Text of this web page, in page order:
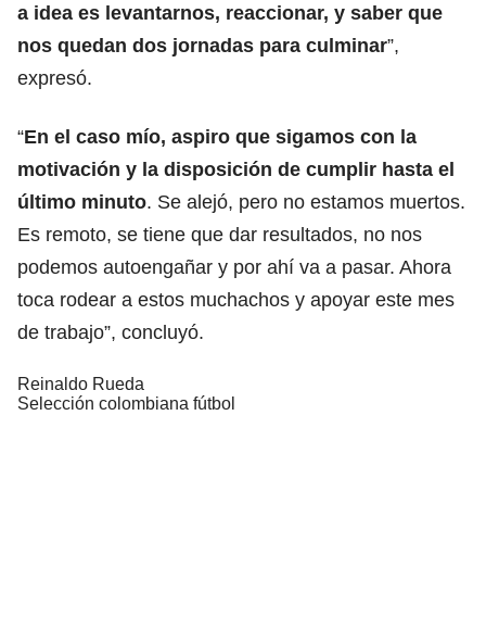
a idea es levantarnos, reaccionar, y saber que
nos quedan dos jornadas para culminar”,
expresó.
“En el caso mío, aspiro que sigamos con la
motivación y la disposición de cumplir hasta el
último minuto. Se alejó, pero no estamos muertos.
Es remoto, se tiene que dar resultados, no nos
podemos autoengañar y por ahí va a pasar. Ahora
toca rodear a estos muchachos y apoyar este mes
de trabajo”, concluyó.
Reinaldo Rueda
Selección colombiana fútbol